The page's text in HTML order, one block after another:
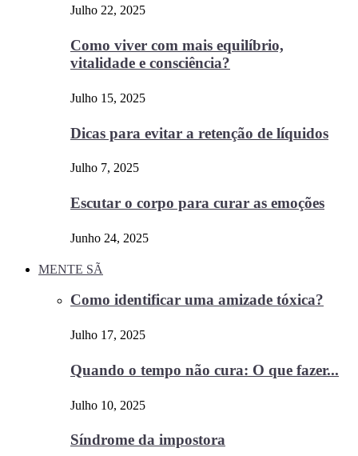
Julho 22, 2025
Como viver com mais equilíbrio,
vitalidade e consciência?
Julho 15, 2025
Dicas para evitar a retenção de líquidos
Julho 7, 2025
Escutar o corpo para curar as emoções
Junho 24, 2025
MENTE SÃ
Como identificar uma amizade tóxica?
Julho 17, 2025
Quando o tempo não cura: O que fazer...
Julho 10, 2025
Síndrome da impostora